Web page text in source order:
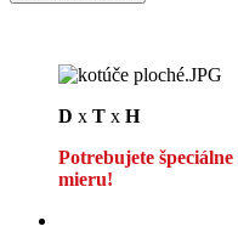
D x T x H
Potrebujete
mieru!